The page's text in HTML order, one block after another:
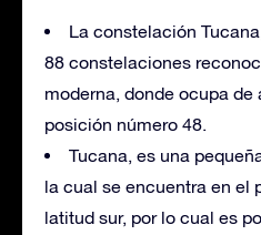
La constelación
88 constelaciones
moderna, donde ocupa de
posición número 48.
Tucana, es una
la cual se encuentra en el
latitud sur, por lo cual es